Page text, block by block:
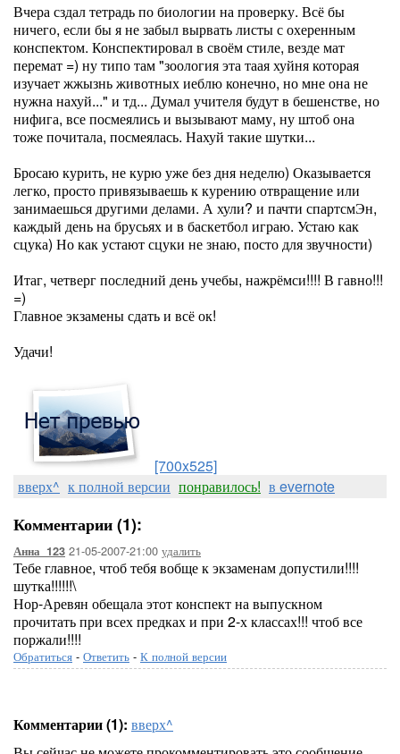
Вчера сздал тетрадь по биологии на проверку. Всё бы
ничего, если бы я не забыл вырвать листы с охеренным
конспектом. Конспектировал в своём стиле, везде мат
перемат =) ну типо там "зоология эта таая хуйня которая
изучает жжызнь животных иеблю конечно, но мне она не
нужна нахуй..." и тд... Думал учителя будут в бешенстве, но
нифига, все посмеялись и вызывают маму, ну штоб она
тоже почитала, посмеялась. Нахуй такие шутки...
Бросаю курить, не курю уже без дня неделю) Оказывается
легко, просто привязываешь к курению отвращение или
занимаешься другими делами. А хули? и пачти спартсмЭн,
каждый день на брусьях и в баскетбол играю. Устаю как
сцука) Но как устают сцуки не знаю, посто для звучности)
Итаг, четверг последний день учебы, нажрёмси!!!! В гавно!!!
=)
Главное экзамены сдать и всё ок!
Удачи!
[700x525]
вверх^ к полной версии понравилось! в evernote
Комментарии (1):
Анна_123 21-05-2007-21:00 удалить
Тебе главное, чтоб тебя вобще к экзаменам допустили!!!!
шутка!!!!!!\
Нор-Аревян обещала этот конспект на выпускном
прочитать при всех предках и при 2-х классах!!! чтоб все
поржали!!!!
Обратиться - Ответить - К полной версии
Комментарии (1): вверх^